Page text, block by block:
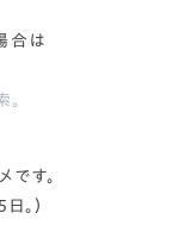
合は
です。
。）